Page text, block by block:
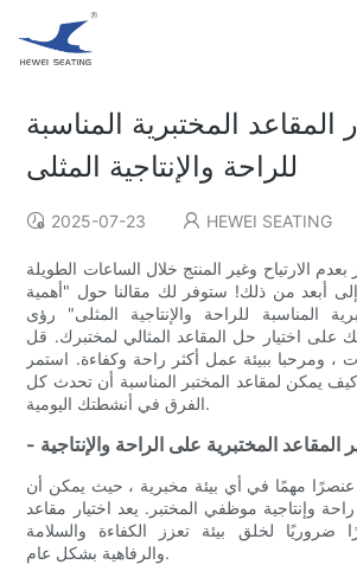
المقاعد المختبرية المناسبة
للراحة والإنتاجية المثلى
2025-07-23 HEWEI SEATING
الارتياح وغير المنتج خلال الساعات الطويلة
أبعد من ذلك! ستوفر لك مقالنا حول "أهمية
المناسبة للراحة والإنتاجية المثلى" رؤى
على اختيار حل المقاعد المثالي لمختبرك. قل
، ومرحبا ببيئة عمل أكثر راحة وكفاءة. استمر
يمكن لمقاعد المختبر المناسبة أن تحدث كل
الفرق في أنشطتك اليومية.
المقاعد المختبرية على الراحة والإنتاجية
عنصرًا مهمًا في أي بيئة مخبرية ، حيث يمكن أن
وإنتاجية موظفي المختبر. يعد اختيار مقاعد
ضروريًا لخلق بيئة تعزز الكفاءة والسلامة
والرفاهية بشكل عام.